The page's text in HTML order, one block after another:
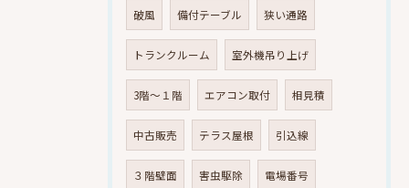
破風 備付テーブル 狭い通路
トランクルーム 室外機吊り上げ
3階～１階 エアコン取付 相見積
中古販売 テラス屋根 引込線
３階壁面 害虫駆除 電場番号